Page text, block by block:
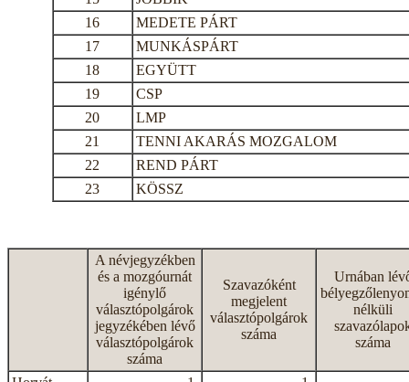
16
MEDETE PÁRT
17
MUNKÁSPÁRT
18
EGYÜTT
19
CSP
20
LMP
21
TENNI AKARÁS MOZGALOM
22
REND PÁRT
23
KÖSSZ
A névjegyzékben
és a mozgóurnát
igénylő
választópolgárok
jegyzékében lévő
választópolgárok
száma
Szavazóként
megjelent
választópolgárok
száma
Urnában
nélküli
száma